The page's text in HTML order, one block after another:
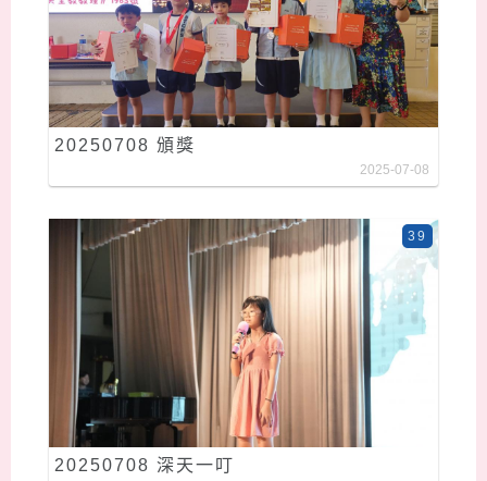
20250708 頒獎
2025-07-08
20250708 深天一叮
39